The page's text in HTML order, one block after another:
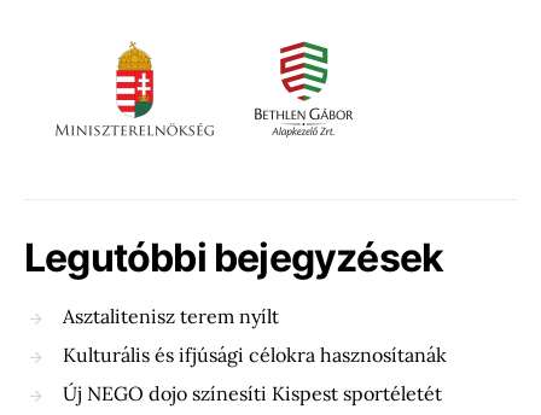
Legutóbbi bejegyzések
Asztalitenisz terem nyílt
Kulturális és ifjúsági célokra hasznosítanák
Új NEGO dojo színesíti Kispest sportéletét